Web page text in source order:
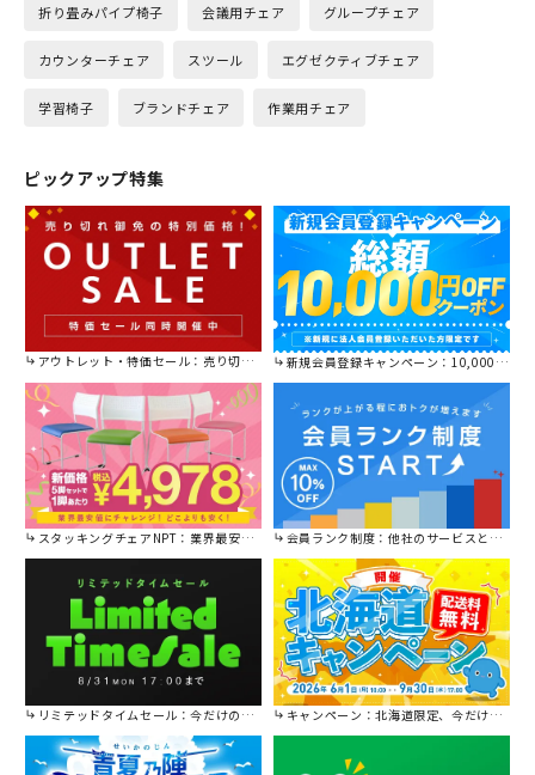
折り畳みパイプ椅子 会議用チェア グループチェア
カウンターチェア スツール エグゼクティブチェア
学習椅子 ブランドチェア 作業用チェア
ピックアップ特集
アウトレット・特価セール：売り切れ御免の特別価格！ 新規会員登録キャンペーン：10,000円OFFクーポン進呈中！
スタッキングチェアNPT：業界最安値に挑戦！ 会員ランク制度：他社のサービスと比較してください。
リミテッドタイムセール：今だけの限定セール。 キャンペーン：北海道限定、今だけ送料無料！